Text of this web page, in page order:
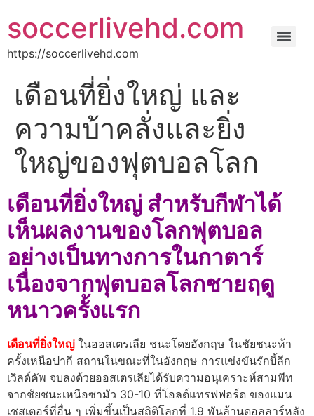
soccerlivehd.com
https://soccerlivehd.com
เดือนที่ยิ่งใหญ่ และ
ความบ้าคลั่งและยิ่ง
ใหญ่ของฟุตบอลโลก
เดือนที่ยิ่งใหญ่ สําหรับกีฬาได้
เห็นผลงานของโลกฟุตบอล
อย่างเป็นทางการในกาตาร์
เนื่องจากฟุตบอลโลกชายฤดู
หนาวครั้งแรก
เดือนที่ยิ่งใหญ่ ในออสเตรเลีย ชนะโดยอังกฤษ ในชัยชนะห้า
ครั้งเหนือปากี สถานในขณะที่ในอังกฤษ การแข่งขันรักบี้ลีก
เวิลด์คัพ จบลงด้วยออสเตรเลียได้รับความอนุเคราะห์สามพีท
จากชัยชนะเหนือซามัว 30-10 ที่โอลด์แทรฟฟอร์ด ของแมน
เชสเตอร์ที่อื่น ๆ เพิ่มขึ้นเป็นสถิติโลกที่ 1.9 พันล้านดอลลาร์หลัง